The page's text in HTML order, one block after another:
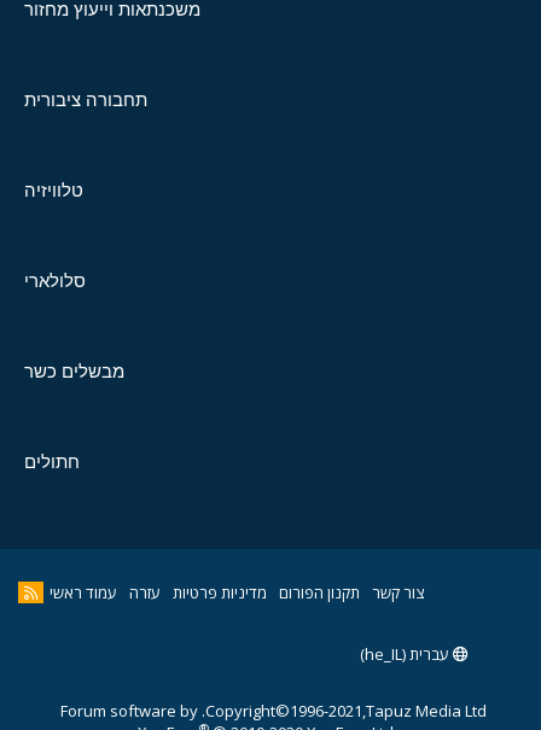
משכנתאות וייעוץ מחזור
תחבורה ציבורית
טלוויזיה
סלולארי
מבשלים כשר
חתולים
צור קשר תקנון הפורום מדיניות פרטיות עזרה עמוד ראשי
עברית (he_IL)
Copyright©1996-2021,Tapuz Media Ltd.
Forum software by